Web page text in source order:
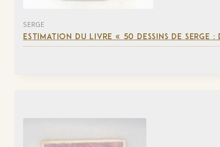
SERGE
ESTIMATION DU LIVRE « 50 DESSINS DE SERGE